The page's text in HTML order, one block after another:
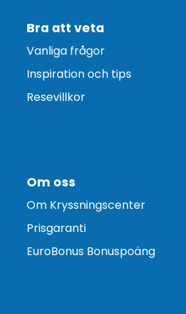
Bra att veta
Vanliga frågor
Inspiration och tips
Resevillkor
Om oss
Om Kryssningscenter
Prisgaranti
EuroBonus Bonuspoäng